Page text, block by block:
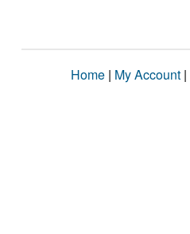
Home | My Account |